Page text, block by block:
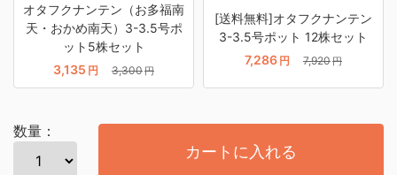
オタフクナンテン（お多福南
天・おかめ南天）3-3.5号ポ
ット5株セット
3,135 円 3,300円
[送料無料]オタフクナンテン
3-3.5号ポット 12株セット
7,286 円 7,920円
数量：
カートに入れる